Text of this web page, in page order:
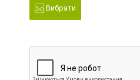
Вибрати